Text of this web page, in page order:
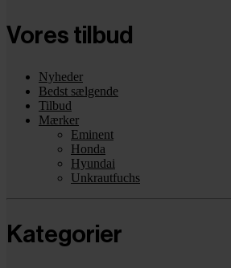
Vores tilbud
Nyheder
Bedst sælgende
Tilbud
Mærker
Eminent
Honda
Hyundai
Unkrautfuchs
Kategorier